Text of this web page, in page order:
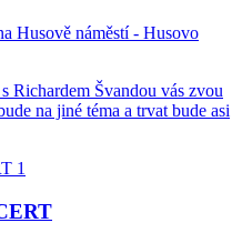
Husově náměstí - Husovo
Richardem Švandou vás zvou
na jiné téma a trvat bude asi